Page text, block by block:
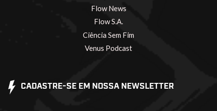
Flow News
Flow S.A.
Ciência Sem Fim
Venus Podcast
CADASTRE-SE EM NOSSA NEWSLETTER